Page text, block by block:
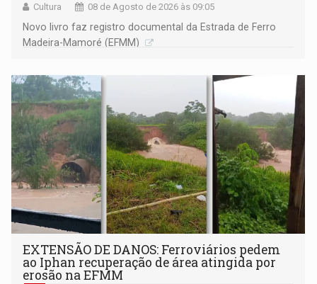
Cultura 08 de Agosto de 2026 às 09:05
Novo livro faz registro documental da Estrada de Ferro
Madeira-Mamoré (EFMM)
EXTENSÃO DE DANOS: Ferroviários pedem
ao Iphan recuperação de área atingida por
erosão na EFMM